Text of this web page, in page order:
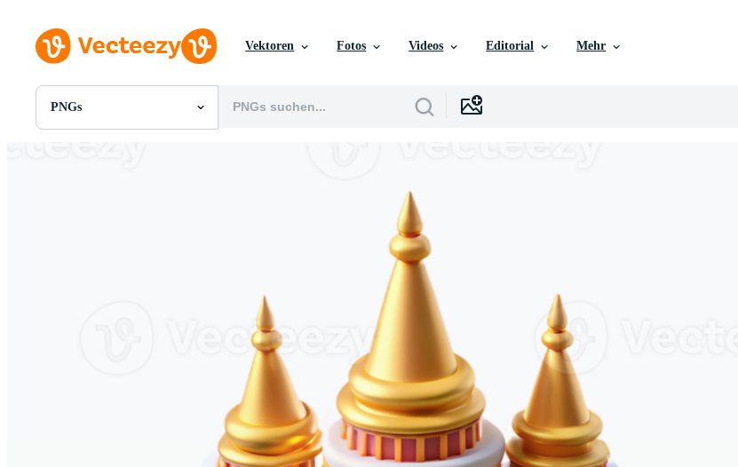
Vektoren Fotos Videos Editorial Mehr
PNGs
Alle Bilder